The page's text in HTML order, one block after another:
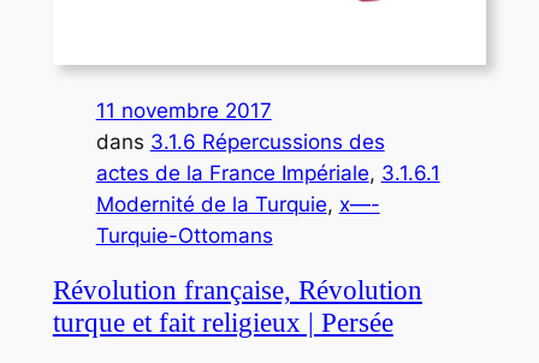
11 novembre 2017
dans 3.1.6 Répercussions des
actes de la France Impériale, 3.1.6.1
Modernité de la Turquie, x—-
Turquie-Ottomans
Révolution française, Révolution
turque et fait religieux | Persée